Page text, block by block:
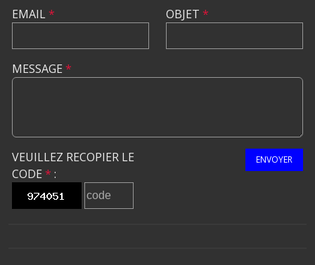
EMAIL* OBJET *
MESSAGE *
VEUILLEZ RECOPIER LE
CODE * :
ENVOYER